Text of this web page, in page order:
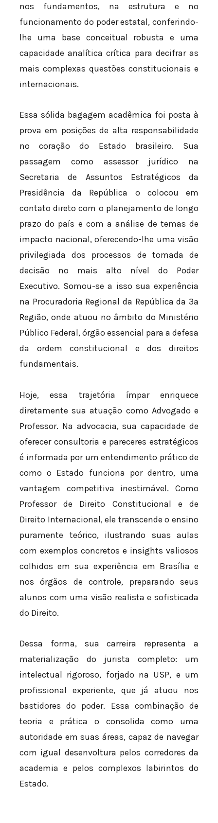
nos fundamentos, na estrutura e no
funcionamento do poder estatal, conferindo-
lhe uma base conceitual robusta e uma
capacidade analítica crítica para decifrar as
mais complexas questões constitucionais e
internacionais.
Essa sólida bagagem acadêmica foi posta à
prova em posições de alta responsabilidade
no coração do Estado brasileiro. Sua
passagem como assessor jurídico na
Secretaria de Assuntos Estratégicos da
Presidência da República o colocou em
contato direto com o planejamento de longo
prazo do país e com a análise de temas de
impacto nacional, oferecendo-lhe uma visão
privilegiada dos processos de tomada de
decisão no mais alto nível do Poder
Executivo. Somou-se a isso sua experiência
na Procuradoria Regional da República da 3ª
Região, onde atuou no âmbito do Ministério
Público Federal, órgão essencial para a defesa
da ordem constitucional e dos direitos
fundamentais.
Hoje, essa trajetória ímpar enriquece
diretamente sua atuação como Advogado e
Professor. Na advocacia, sua capacidade de
oferecer consultoria e pareceres estratégicos
é informada por um entendimento prático de
como o Estado funciona por dentro, uma
vantagem competitiva inestimável. Como
Professor de Direito Constitucional e de
Direito Internacional, ele transcende o ensino
puramente teórico, ilustrando suas aulas
com exemplos concretos e insights valiosos
colhidos em sua experiência em Brasília e
nos órgãos de controle, preparando seus
alunos com uma visão realista e sofisticada
do Direito.
Dessa forma, sua carreira representa a
materialização do jurista completo: um
intelectual rigoroso, forjado na USP, e um
profissional experiente, que já atuou nos
bastidores do poder. Essa combinação de
teoria e prática o consolida como uma
autoridade em suas áreas, capaz de navegar
com igual desenvoltura pelos corredores da
academia e pelos complexos labirintos do
Estado.